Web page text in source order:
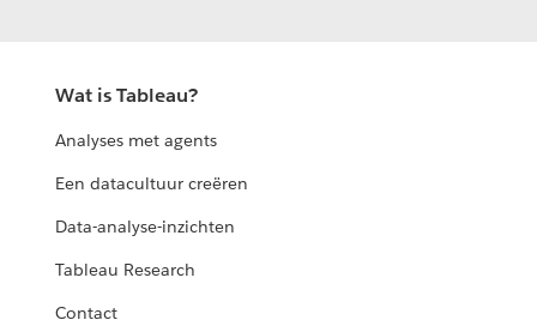
Wat is Tableau?
Analyses met agents
Een datacultuur creëren
Data-analyse-inzichten
Tableau Research
Contact